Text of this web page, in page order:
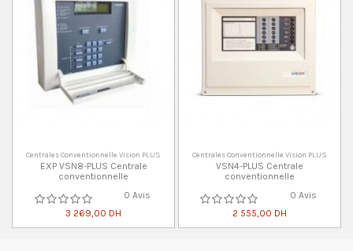
Centrales Conventionnelle Vision PLUS
EXP VSN8-PLUS Centrale
conventionnelle
0 Avis
3 269,00 DH
Centrales Conventionnelle Vision PLUS
VSN4-PLUS Centrale
conventionnelle
0 Avis
2 555,00 DH